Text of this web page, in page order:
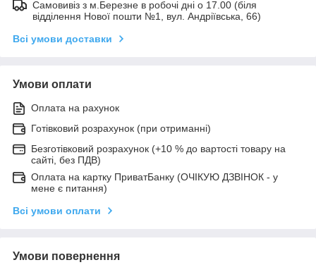
Самовивіз з м.Березне в робочі дні о 17.00 (біля
відділення Нової пошти №1, вул. Андріївська, 66)
Всі умови доставки
Умови оплати
Оплата на рахунок
Готівковий розрахунок (при отриманні)
Безготівковий розрахунок (+10 % до вартості товару на
сайті, без ПДВ)
Оплата на картку ПриватБанку (ОЧІКУЮ ДЗВІНОК - у
мене є питання)
Всі умови оплати
Умови повернення